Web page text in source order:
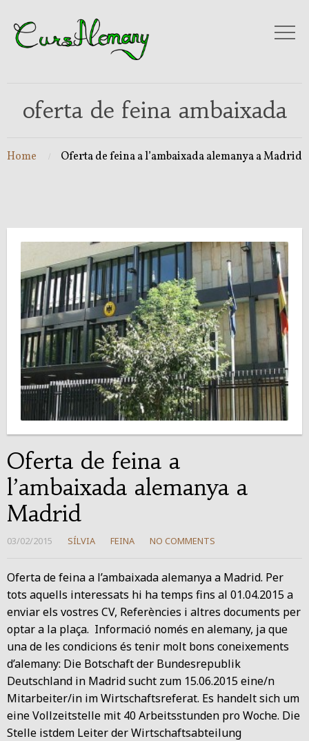
oferta de feina ambaixada
Home Oferta de feina a l’ambaixada alemanya a Madrid
Oferta de feina a
l’ambaixada alemanya a
Madrid
03/02/2015 SÍLVIA FEINA NO COMMENTS
Oferta de feina a l’ambaixada alemanya a Madrid. Per
tots aquells interessats hi ha temps fins al 01.04.2015 a
enviar els vostres CV, Referències i altres documents per
optar a la plaça. Informació només en alemany, ja que
una de les condicions és tenir molt bons coneixements
d’alemany: Die Botschaft der Bundesrepublik
Deutschland in Madrid sucht zum 15.06.2015 eine/n
Mitarbeiter/in im Wirtschaftsreferat. Es handelt sich um
eine Vollzeitstelle mit 40 Arbeitsstunden pro Woche. Die
Stelle istdem Leiter der Wirtschaftsabteilung